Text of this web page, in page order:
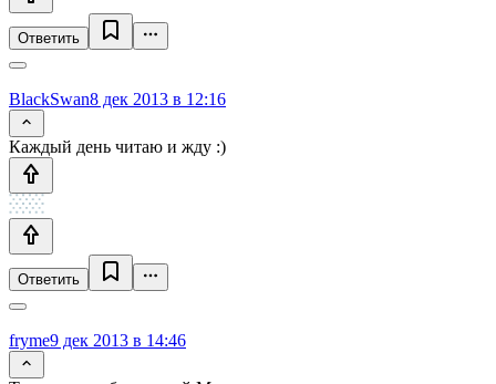
Ответить
BlackSwan8 дек 2013 в 12:16
Каждый день читаю и жду :)
Ответить
fryme9 дек 2013 в 14:46